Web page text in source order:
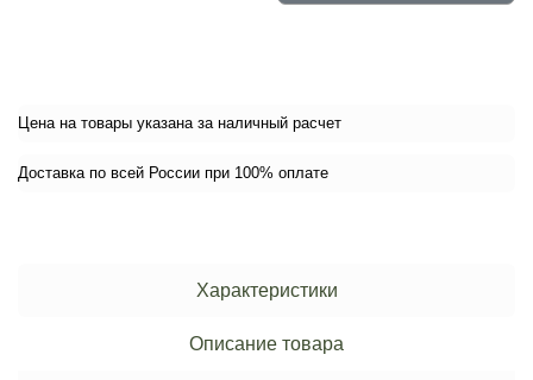
Цена на товары указана за наличный расчет
Доставка по всей России при 100% оплате
Характеристики
Описание товара